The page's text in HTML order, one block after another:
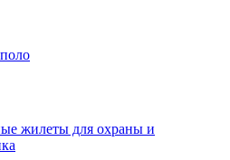
жилеты для охраны и